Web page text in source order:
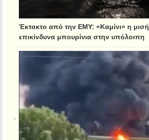
Έκτακτο από την ΕΜΥ: «Καμίνι» η
επικίνδυνα μπουρίνια στην υπόλοιπη